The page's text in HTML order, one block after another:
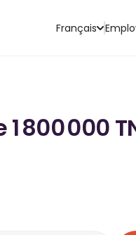
Français
800 000